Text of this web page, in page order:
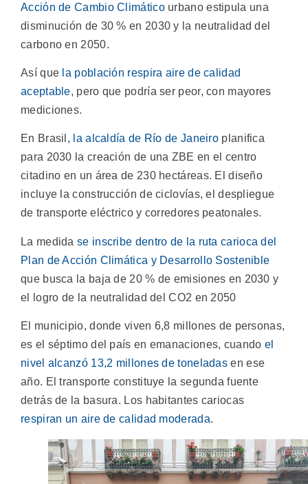
Acción de Cambio Climáticourbano estipula una
disminución de 30 % en 2030 y la neutralidad del
carbono en 2050.
Así que la población respira aire de calidad
aceptable, pero que podría ser peor, con mayores
mediciones.
En Brasil, la alcaldía de Río de Janeiro planifica
para 2030 la creación de una ZBE en el centro
citadino en un área de 230 hectáreas. El diseño
incluye la construcción de ciclovías, el despliegue
de transporte eléctrico y corredores peatonales.
La medidase inscribe dentro de la ruta carioca del
Plan de Acción Climática y Desarrollo Sostenible
que busca la baja de 20 % de emisiones en 2030 y
el logro de la neutralidad del CO2 en 2050
El municipio, donde viven 6,8 millones de personas,
es el séptimo del país en emanaciones, cuando el
nivel alcanzó 13,2 millones de toneladas en ese
año. El transporte constituye la segunda fuente
detrás de la basura. Los habitantes cariocas
respiran un aire de calidad moderada.